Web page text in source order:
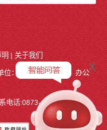
明 | 关于我们
位： 石屏县人民政府
办公
电话:0873-4858140
x